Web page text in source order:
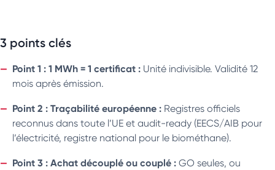
3 points clés
Point 1 : 1 MWh = 1 certificat : Unité indivisible. Validité 12
mois après émission.
Point 2 : Traçabilité européenne : Registres officiels
reconnus dans toute l’UE et audit-ready (EECS/AIB pour
l’électricité, registre national pour le biométhane).
Point 3 : Achat découplé ou couplé : GO seules, ou